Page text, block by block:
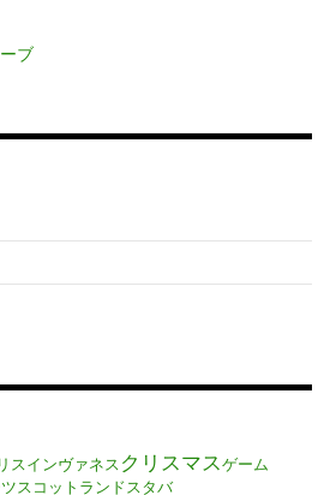
ブ
スインヴァネス クリスマスゲーム
スコットランドスタバ